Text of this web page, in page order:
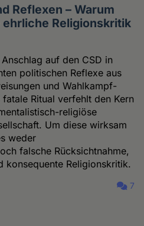
Reflexen – Warum
Religionskritik
auf den CSD in
politischen Reflexe aus
und Wahlkampf-
Ritual verfehlt den Kern
religiöse
Um diese wirksam
weder
falsche Rücksichtnahme,
konsequente Religionskritik.
7